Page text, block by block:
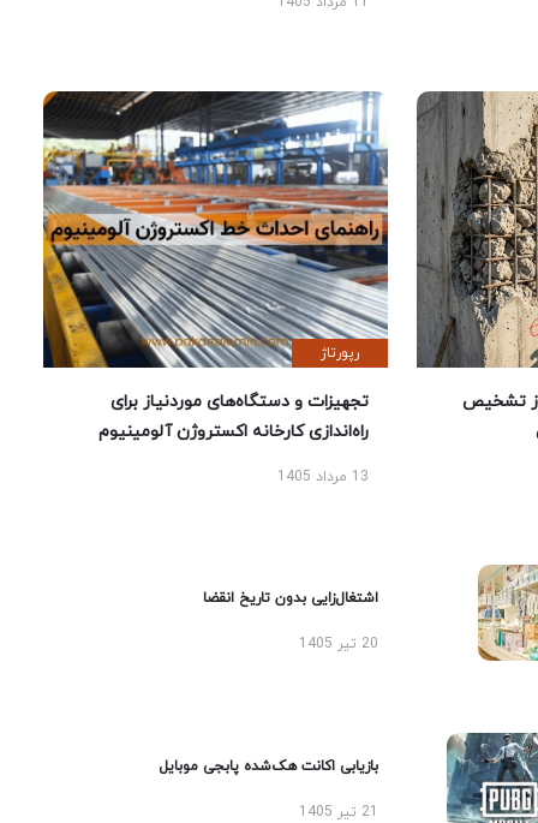
تشخیص
رپورتاژ
تجهیزات و دستگاه‌های موردنیاز برای
راه‌اندازی کارخانه اکستروژن آلومینیوم
13 مرداد 1405
اشتغال‌زایی بدون تاریخ انقضا
20 تیر 1405
بازیابی اکانت هک‌شده پابجی موبایل